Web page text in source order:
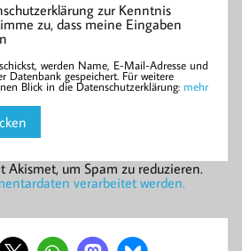
zur Kenntnis
zu, dass meine Eingaben
werden Name, E-Mail-Adresse und
Datenbank gespeichert. Für weitere
Blick in die Datenschutzerklärung: mehr
Akismet, um Spam zu reduzieren.
verarbeitet werden.